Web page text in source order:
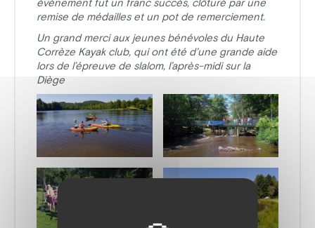
événement fut un franc succès, clôturé par une
remise de médailles et un pot de remerciement.
Un grand merci aux jeunes bénévoles du Haute
Corrèze Kayak club, qui ont été d’une grande aide
lors de l’épreuve de slalom, l’après-midi sur la
Diège